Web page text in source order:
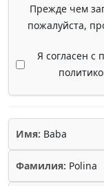
Прежде чем
пожалуйста,
Я согласен с
Имя: Baba
Фамилия: Polina